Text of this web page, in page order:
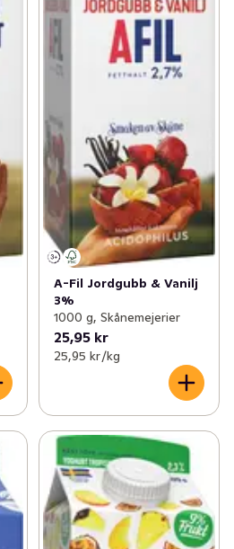
A-Fil Jordgubb & Vanilj
3%
1000 g, Skånemejerier
25,95 kr
25,95 kr /kg